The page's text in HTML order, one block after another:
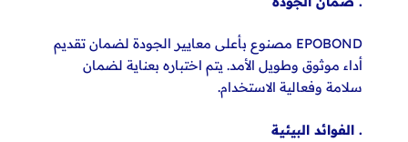
EPOBOND مصنوع بأعلى معايير الجودة لضمان تقديم
أداء موثوق وطويل الأمد. يتم اختباره بعناية لضمان
سلامة وفعالية الاستخدام.
. الفوائد البيئية